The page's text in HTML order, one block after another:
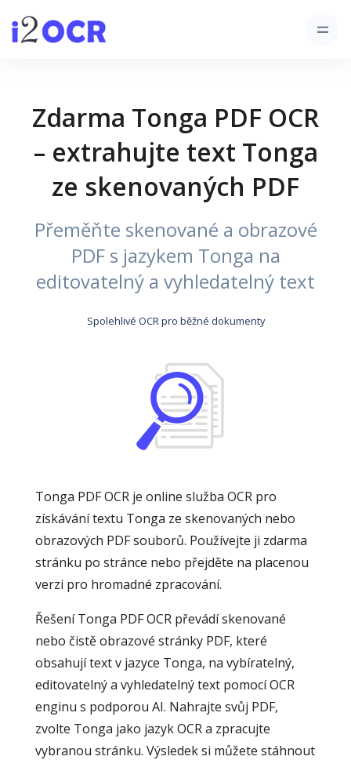
Zdarma Tonga PDF OCR
– extrahujte text Tonga
ze skenovaných PDF
Přeměňte skenované a obrazové
PDF s jazykem Tonga na
editovatelný a vyhledatelný text
Spolehlivé OCR pro běžné dokumenty
Tonga PDF OCR je online služba OCR pro
získávání textu Tonga ze skenovaných nebo
obrazových PDF souborů. Používejte ji zdarma
stránku po stránce nebo přejděte na placenou
verzi pro hromadné zpracování.
Řešení Tonga PDF OCR převádí skenované
nebo čistě obrazové stránky PDF, které
obsahují text v jazyce Tonga, na vybíratelný,
editovatelný a vyhledatelný text pomocí OCR
enginu s podporou AI. Nahrajte svůj PDF,
zvolte Tonga jako jazyk OCR a zpracujte
vybranou stránku. Výsledek si můžete stáhnout